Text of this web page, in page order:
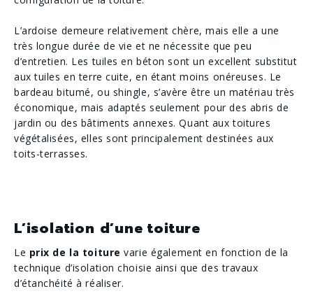
L’ardoise demeure relativement chère, mais elle a une
très longue durée de vie et ne nécessite que peu
d’entretien. Les tuiles en béton sont un excellent substitut
aux tuiles en terre cuite, en étant moins onéreuses. Le
bardeau bitumé, ou shingle, s’avère être un matériau très
économique, mais adaptés seulement pour des abris de
jardin ou des bâtiments annexes. Quant aux toitures
végétalisées, elles sont principalement destinées aux
toits-terrasses.
L’isolation d’une toiture
Le prix de la toiture varie également en fonction de la
technique d’isolation choisie ainsi que des travaux
d’étanchéité à réaliser.